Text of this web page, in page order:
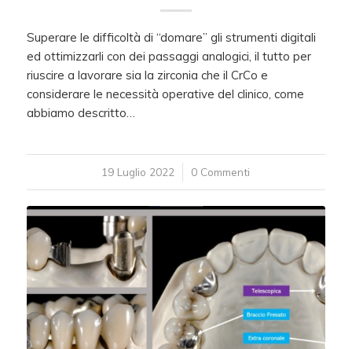
Superare le difficoltà di “domare” gli strumenti digitali
ed ottimizzarli con dei passaggi analogici, il tutto per
riuscire a lavorare sia la zirconia che il CrCo e
considerare le necessità operative del clinico, come
abbiamo descritto…
19 Luglio 2022
/ 0 Commenti